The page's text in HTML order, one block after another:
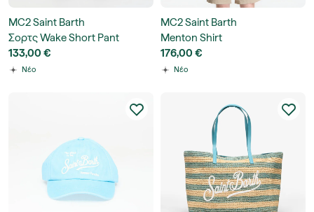
MC2 Saint Barth
Σορτς Wake Short Pant
133,00 €
Νέο
MC2 Saint Barth
Menton Shirt
176,00 €
Νέο